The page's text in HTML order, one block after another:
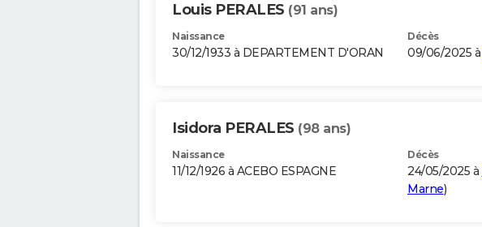
Louis PERALES (91 ans)
Naissance
30/12/1933 à DEPARTEMENT D'ORAN
Décès
09/06/2025 à
Isidora PERALES (98 ans)
Naissance
11/12/1926 à ACEBO ESPAGNE
Décès
24/05/2025 à
Marne)